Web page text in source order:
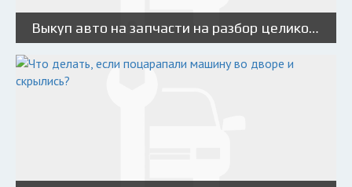
Выкуп авто на запчасти на разбор целиком: особенности процедуры